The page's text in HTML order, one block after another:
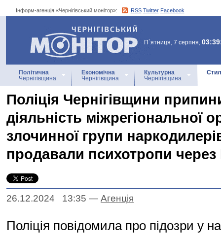
Інформ-агенція «Чернігівський монітор»: RSS Twitter Facebook
Інформ-агенція
«Чернігівський монітор»
П`ятниця, 7 серпня,
Політична
Чернігівщина
Економічна
Чернігівщина
Культурна
Чернігівщина
Поліція Чернігівщини
діяльність міжрегіональної
злочинної групи
продавали психотропи через
26.12.2024 13:35 — Агенцiя
Поліція повідомила про підозри у